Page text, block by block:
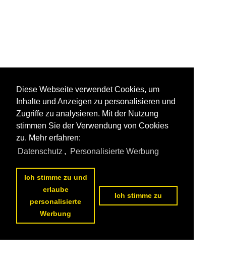
Diese Webseite verwendet Cookies, um
Inhalte und Anzeigen zu personalisieren und
Zugriffe zu analysieren. Mit der Nutzung
stimmen Sie der Verwendung von Cookies
zu. Mehr erfahren:
Datenschutz , Personalisierte Werbung
Ich stimme zu und
erlaube
personalisierte
Werbung
Ich stimme zu